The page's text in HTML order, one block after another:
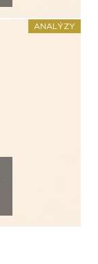
ANALÝZY